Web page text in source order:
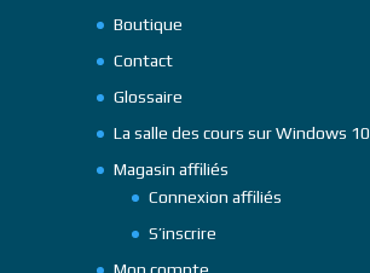
Boutique
Contact
Glossaire
La salle des cours sur Windows 10
Magasin affiliés
Connexion affiliés
S’inscrire